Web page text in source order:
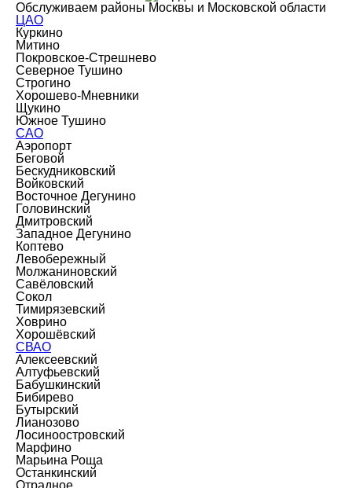
Обслуживаем районы Москвы и Московской области
ЦАО
Куркино
Митино
Покровское-Стрешнево
Северное Тушино
Строгино
Хорошево-Мневники
Щукино
Южное Тушино
САО
Аэропорт
Беговой
Бескудниковский
Войковский
Восточное Дегунино
Головинский
Дмитровский
Западное Дегунино
Коптево
Левобережный
Молжаниновский
Савёловский
Сокол
Тимирязевский
Ховрино
Хорошёвский
СВАО
Алексеевский
Алтуфьевский
Бабушкинский
Бибирево
Бутырский
Лианозово
Лосиноостровский
Марфино
Марьина Роща
Останкинский